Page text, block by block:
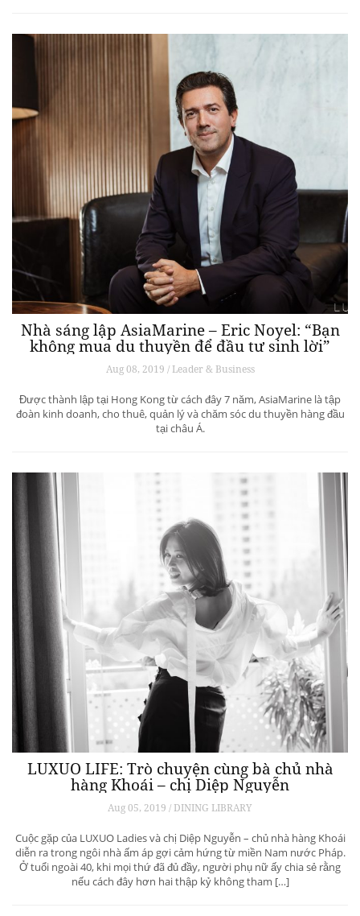
Nhà sáng lập AsiaMarine – Eric Noyel: “Bạn
không mua du thuyền để đầu tư sinh lời”
Aug 08, 2019 / Leader & Business
Được thành lập tại Hong Kong từ cách đây 7 năm, AsiaMarine là tập
đoàn kinh doanh, cho thuê, quản lý và chăm sóc du thuyền hàng đầu
tại châu Á.
LUXUO LIFE: Trò chuyện cùng bà chủ nhà
hàng Khoái – chị Diệp Nguyễn
Aug 05, 2019 / DINING LIBRARY
Cuộc gặp của LUXUO Ladies và chị Diệp Nguyễn – chủ nhà hàng Khoái
diễn ra trong ngôi nhà ấm áp gợi cảm hứng từ miền Nam nước Pháp.
Ở tuổi ngoài 40, khi mọi thứ đã đủ đầy, người phụ nữ ấy chia sẻ rằng
nếu cách đây hơn hai thập kỷ không tham […]